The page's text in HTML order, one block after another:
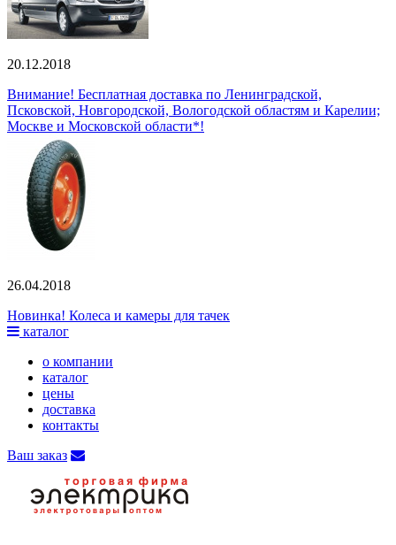
20.12.2018
Внимание! Бесплатная доставка по Ленинградской,
Псковской, Новгородской, Вологодской областям и Карелии;
Москве и Московской области*!
26.04.2018
Новинка! Колеса и камеры для тачек
каталог
о компании
каталог
цены
доставка
контакты
Ваш заказ